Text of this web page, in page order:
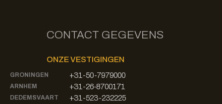
CONTACT GEGEVENS
ONZE VESTIGINGEN
GRONINGEN +31-50-7979000
ARNHEM +31-26-8700171
DEDEMSVAART +31-523-232225